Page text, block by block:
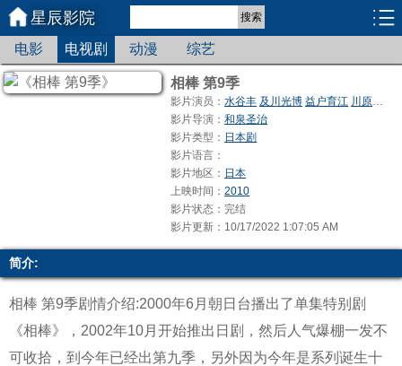
星辰影院 搜索
电影 电视剧 动漫 综艺
相棒 第9季
影片演员：水谷丰 及川光博 益户育江 川原和久
影片导演：和泉圣治
影片类型： 日本剧
影片语言：
影片地区： 日本
上映时间：2010
影片状态：完结
影片更新：10/17/2022 1:07:05 AM
简介:
相棒 第9季剧情介绍:2000年6月朝日台播出了单集特别剧
《相棒》，2002年10月开始推出日剧，然后人气爆棚一发不
可收拾，到今年已经出第九季，另外因为今年是系列诞生十